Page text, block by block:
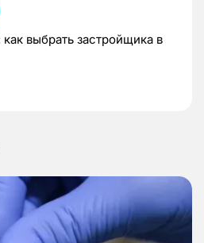
выбрать застройщика в